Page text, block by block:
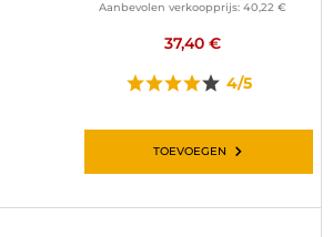
Aanbevolen verkoopprijs: 40,22 €
37,40 €
4/5
TOEVOEGEN